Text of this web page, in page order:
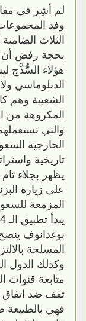
لم أشِر في
وفد
بحجة رفض أن
هؤلاء السُّذَّج
الدبلوماسي
الشعبية وهم
المكروهة من
والتي
الخارجية
تاريخية
يظهر بجلاء
على زيارة
المزمعة
بوغدانوف
المسلحة
وكذلك الدول
متابعة قنوات
فهي بالطبيعة